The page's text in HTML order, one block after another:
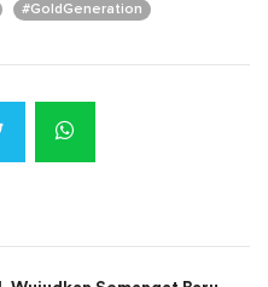
#GoldGeneration